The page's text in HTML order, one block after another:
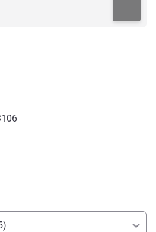
contacto